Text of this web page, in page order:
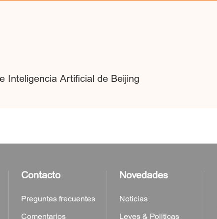
Inteligencia Artificial de Beijing
Contacto
Preguntas frecuentes
Comentarios
Novedades
Noticias
Leyes & Políticas